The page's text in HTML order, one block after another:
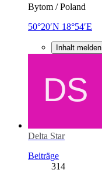
Bytom / Poland
50°20′N 18°54′E
Inhalt melden
Delta Star
Beiträge
314